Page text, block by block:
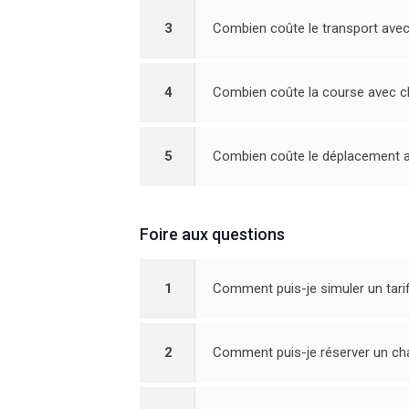
3 Combien coûte le transport
4 Combien coûte la course avec
5 Combien coûte le déplacement
Foire aux questions
1 Comment puis-je simuler un
2 Comment puis-je réserver un